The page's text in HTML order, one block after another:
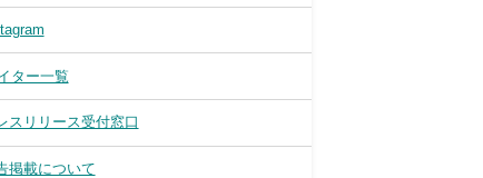
ター一覧
スリリース受付窓口
掲載について